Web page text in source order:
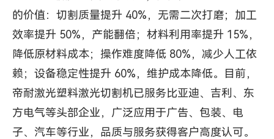
的价值：切割质量提升 40%，无需二次打磨；加工
效率提升 50%，产能翻倍；材料利用率提升 15%，
降低原材料成本；操作难度降低 80%，减少人工依
赖；设备稳定性提升 60%，维护成本降低。目前，
帝耐激光塑料激光切割机已服务比亚迪、吉利、东
方电气等头部企业，广泛应用于广告、包装、电
子、汽车等行业，品质与服务获得客户高度认可。